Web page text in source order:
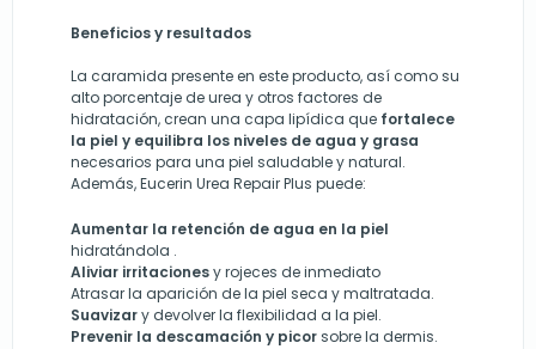
Beneficios y resultados
La caramida presente en este producto, así como su
alto porcentaje de urea y otros factores de
hidratación, crean una capa lipídica que fortalece
la piel y equilibra los niveles de agua y grasa
necesarios para una piel saludable y natural.
Además, Eucerin Urea Repair Plus puede:
Aumentar la retención de agua en la piel
hidratándola .
Aliviar irritacionesy rojeces de inmediato
Atrasar la aparición de la piel seca y maltratada.
Suavizary devolver la flexibilidad a la piel.
Prevenir la descamación y picorsobre la dermis.